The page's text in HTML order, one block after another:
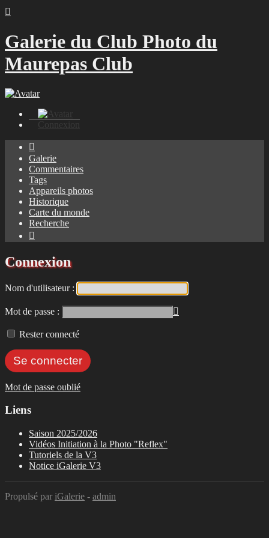

Galerie du Club Photo du
Maurepas Club
Connexion

Galerie
Commentaires
Tags
Appareils photos
Historique
Carte du monde
Recherche

Connexion
Nom d'utilisateur :
Mot de passe : 
Rester connecté
Mot de passe oublié
Liens
Saison 2025/2026
Vidéos Initiation à la Photo "Reflex"
Tutoriels de la V3
Notice iGalerie V3
Propulsé par iGalerie - admin